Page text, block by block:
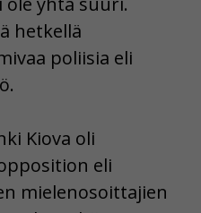
hetkellä
poliisia eli
Kiova oli
eli
mielenosoittajien